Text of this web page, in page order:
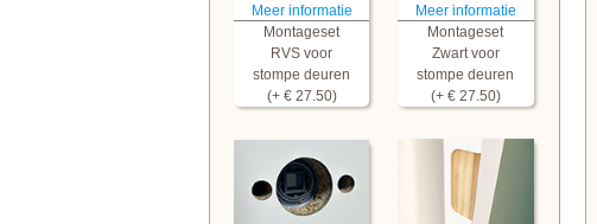
Meer informatie
Montageset
RVS voor
stompe deuren
(+ € 27.50)
Meer informatie
Montageset
Zwart voor
stompe deuren
(+ € 27.50)